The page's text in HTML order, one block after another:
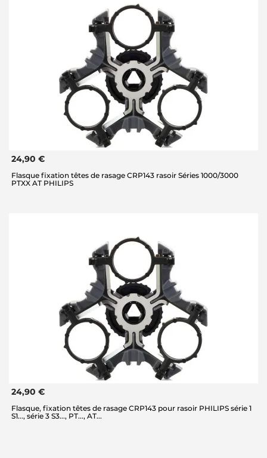
24,90 €
Flasque fixation têtes de rasage CRP143 rasoir Séries 1000/3000
PTXX AT PHILIPS
24,90 €
Flasque, fixation têtes de rasage CRP143 pour rasoir PHILIPS série 1
S1..., série 3 S3..., PT..., AT...